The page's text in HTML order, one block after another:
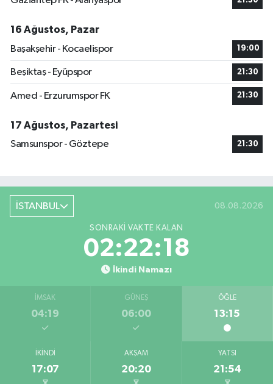
16 Ağustos, Pazar
Başakşehir - Kocaelispor
19:00
Beşiktaş - Eyüpspor 21:30
Amed - Erzurumspor FK 21:30
17 Ağustos, Pazartesi
Samsunspor - Göztepe
21:30
İSTANBUL 08.08.2026
SONRAKI VAKTE KALAN
02:22:18
İkindi Namazı
İMSAK
04:19
GÜNEŞ
06:00
ÖĞLE
13:15
İKINDI
17:07
AKŞAM
20:20
YATSI
21:54